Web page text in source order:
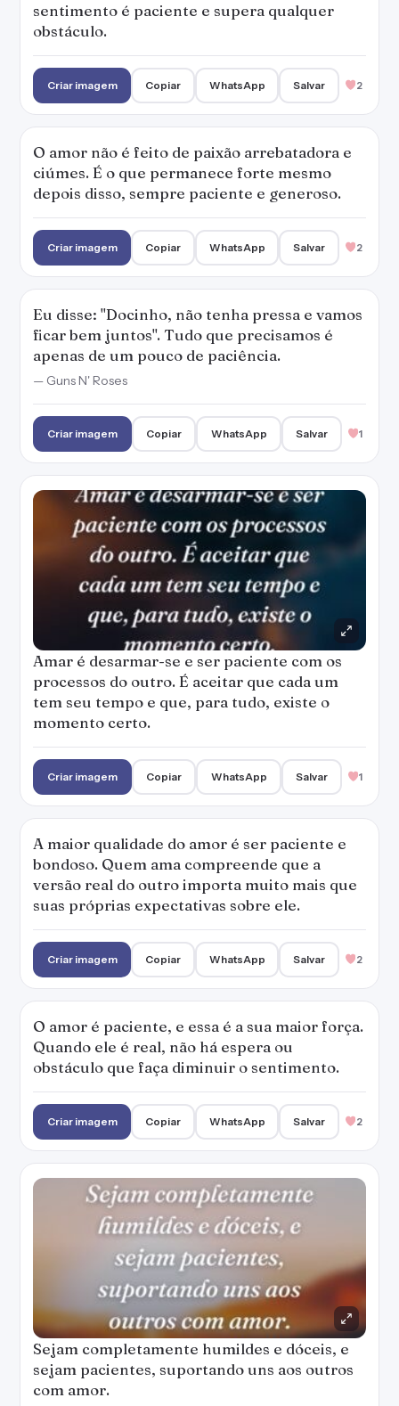
sentimento é paciente e supera qualquer
obstáculo.
Criar imagem Copiar WhatsApp Salvar 2
O amor não é feito de paixão arrebatadora e
ciúmes. É o que permanece forte mesmo
depois disso, sempre paciente e generoso.
Criar imagem Copiar WhatsApp Salvar 2
Eu disse: "Docinho, não tenha pressa e vamos
ficar bem juntos". Tudo que precisamos é
apenas de um pouco de paciência.
— Guns N' Roses
Criar imagem Copiar WhatsApp Salvar 1
Amar é desarmar-se e ser paciente com os
processos do outro. É aceitar que cada um
tem seu tempo e que, para tudo, existe o
momento certo.
Criar imagem Copiar WhatsApp Salvar 1
A maior qualidade do amor é ser paciente e
bondoso. Quem ama compreende que a
versão real do outro importa muito mais que
suas próprias expectativas sobre ele.
Criar imagem Copiar WhatsApp Salvar 2
O amor é paciente, e essa é a sua maior força.
Quando ele é real, não há espera ou
obstáculo que faça diminuir o sentimento.
Criar imagem Copiar WhatsApp Salvar 2
Sejam completamente humildes e dóceis, e
sejam pacientes, suportando uns aos outros
com amor.